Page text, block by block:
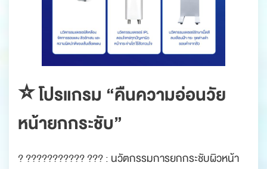
⭐️ โปรแกรม “คืนความอ่อนวัย
หน้ายกกระชับ”
? ??????????? ??? : นวัตกรรมการยกกระชับผิวหน้า